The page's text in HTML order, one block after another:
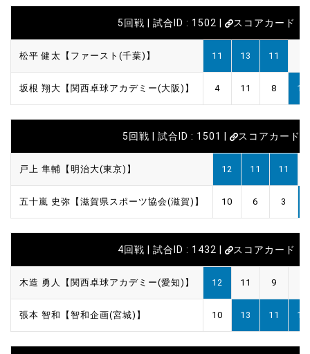
5回戦 | 試合ID : 1502 | スコアカード
松平 健太【ファースト(千葉)】 11 13 11
坂根 翔大【関西卓球アカデミー(大阪)】 4 11 8 11
5回戦 | 試合ID : 1501 | スコアカード
戸上 隼輔【明治大(東京)】 12 11 11
五十嵐 史弥【滋賀県スポーツ協会(滋賀)】 10 6 3
4回戦 | 試合ID : 1432 | スコアカード
木造 勇人【関西卓球アカデミー(愛知)】 12 11 9
張本 智和【智和企画(宮城)】 10 13 11 11